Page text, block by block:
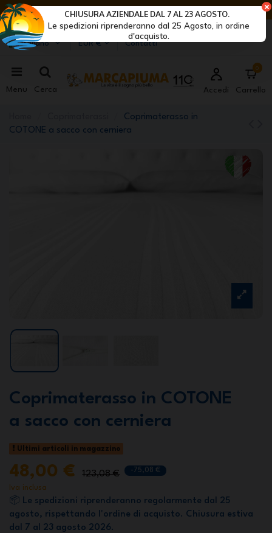
ULTIMI GIORNI DI SCONTI: AFFRETTATI! >
Marcapiuma| Produttori di materassi, cuscini e reti
Italiano
EUR € Contatti
Menu Cerca Accedi
0
Carrello
Coprimaterasso in
COTONE a sacco con cerniera
Coprimaterasso in COTONE
a sacco con cerniera
Ultimi articoli in magazzino
48,00 € 123,08 € -75,08 €
Iva inclusa
📦 Le spedizioni riprenderanno regolarmente dal 25
agosto, rispettando l'ordine di acquisto. Chiusura estiva
dal 7 al 23 agosto 2026.
Le spedizioni riprenderanno dal 25 Agosto, in ordine
d'acquisto.
CHIUSURA AZIENDALE DAL 7 AL 23 AGOSTO.